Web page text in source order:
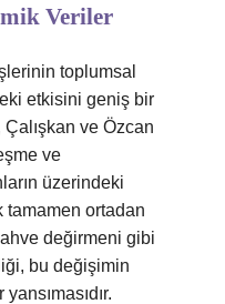
Veriler
toplumsal
etkisini geniş bir
Çalışkan ve Özcan
ve
üzerindeki
tamamen ortadan
değirmeni gibi
bu değişimin